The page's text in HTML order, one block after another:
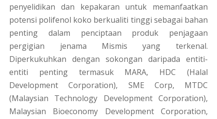
penyelidikan dan kepakaran untuk memanfaatkan
potensi polifenol koko berkualiti tinggi sebagai bahan
penting dalam penciptaan produk penjagaan
pergigian jenama Mismis yang terkenal.
Diperkukuhkan dengan sokongan daripada entiti-
entiti penting termasuk MARA, HDC (Halal
Development Corporation), SME Corp, MTDC
(Malaysian Technology Development Corporation),
Malaysian Bioeconomy Development Corporation,